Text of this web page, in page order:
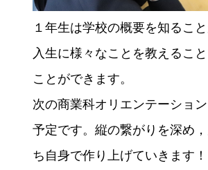
１年生は学校の概要を知るこ
入生に様々なことを教えるこ
ことができます。
次の商業科オリエンテーショ
予定です。縦の繋がりを深め
ち自身で作り上げていきます！